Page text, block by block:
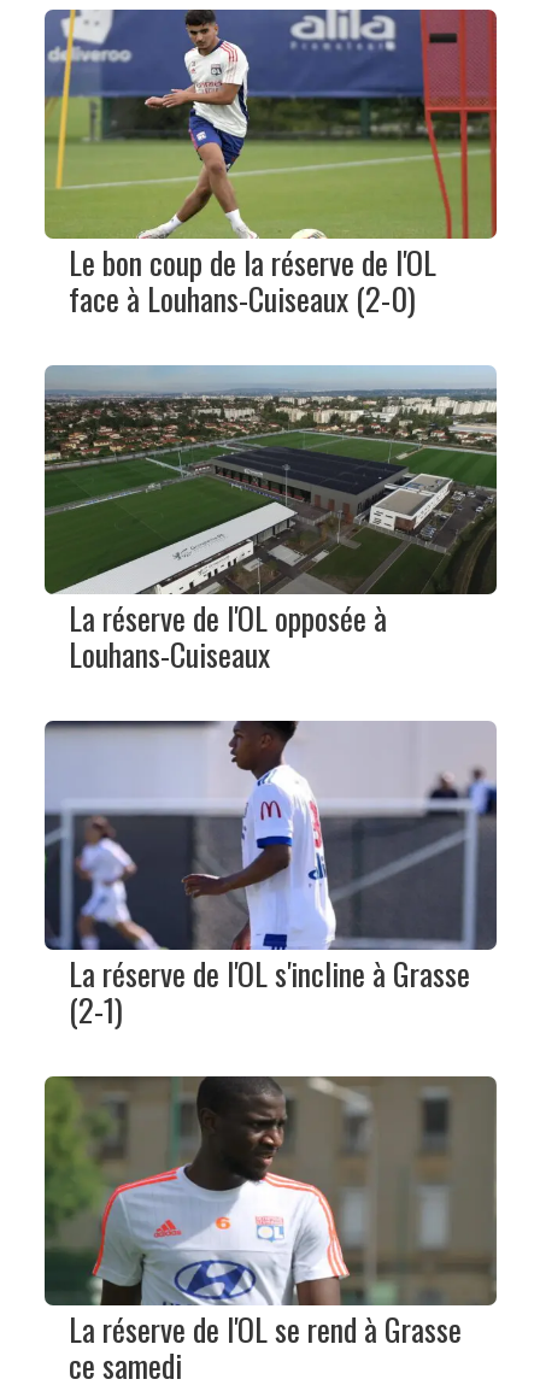
Le bon coup de la réserve de l'OL
face à Louhans-Cuiseaux (2-0)
La réserve de l'OL opposée à
Louhans-Cuiseaux
La réserve de l'OL s'incline à Grasse
(2-1)
La réserve de l'OL se rend à Grasse
ce samedi